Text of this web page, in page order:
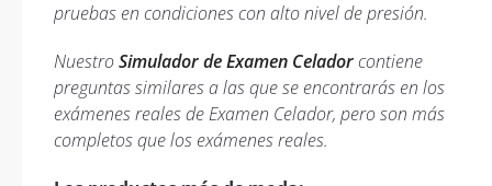
pruebas en condiciones con alto nivel de presión.
NuestroSimulador de Examen Celadorcontiene
preguntas similares a las que se encontrarás en los
exámenes reales de Examen Celador, pero son más
completos que los exámenes reales.